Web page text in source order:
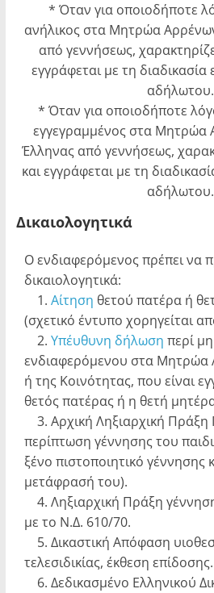
* Όταν για οποιοδήποτε
ανήλικος στα Μητρώα
από γεννήσεως,
εγγράφεται με τη
αδήλωτου.
* Όταν για οποιοδήποτε
εγγεγραμμένος στα Μητρώα
Έλληνας από γεννήσεως,
και εγγράφεται με τη
αδήλωτου.
Δικαιολογητικά
Ο ενδιαφερόμενος πρέπει να
δικαιολογητικά:
1. Αίτηση θετού πατέρα ή
(σχετικό έντυπο χορηγείται
2. Υπέυθυνη δήλωση περί
ενδιαφερόμενου στα Μητρώα
ή της Κοινότητας, που είναι
θετός πατέρας ή η θετή
3. Αρχική Ληξιαρχική Πράξη
περίπτωση γέννησης του
ξένο πιστοποιητικό γέννησης
μετάφρασή του).
4. Ληξιαρχική Πράξη
με το Ν.Δ. 610/70.
5. Δικαστική Απόφαση
τελεσιδικίας, έκθεση επίδοσης.
6. Δεδικασμένο Ελληνικού